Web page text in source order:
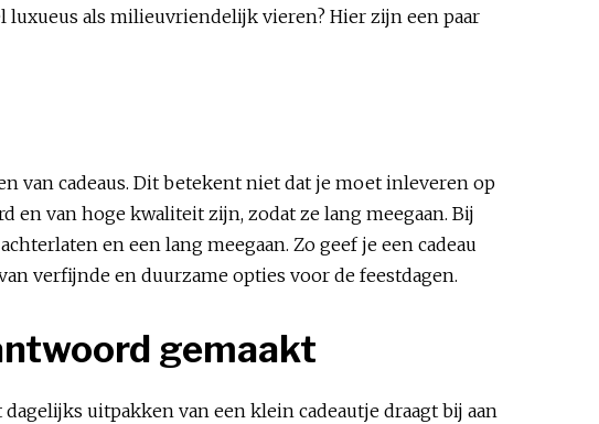
als milieuvriendelijk vieren? Hier zijn een paar
van cadeaus. Dit betekent niet dat je moet inleveren op
van hoge kwaliteit zijn, zodat ze lang meegaan. Bij
en een lang meegaan. Zo geef je een cadeau
verfijnde en duurzame opties voor de feestdagen.
gemaakt
uitpakken van een klein cadeautje draagt bij aan